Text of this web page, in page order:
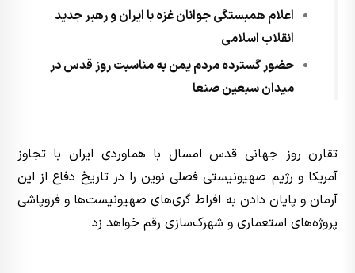
اعلام همبستگی جوانان غزه با ایران و رهبر جدید
انقلاب اسلامی
حضور گسترده مردم یمن به مناسبت روز قدس در
میدان سبعین صنعا
تقارن روز جهانی قدس امسال با هماوردی ایران با تجاوز
آمریکا و رژیم صهیونیستی فصلی نوین را در تاریخ دفاع از این
آرمان و پایان دادن به افراط گری‌های صهیونیست‌ها و فروپاشی
پروژه‌های استعماری و شهرک‌سازی رقم خواهد زد.